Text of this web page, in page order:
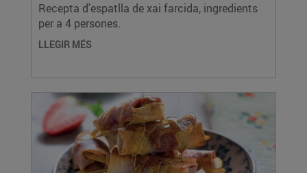
Recepta d'espatlla de xai farcida, ingredients
per a 4 persones.
LLEGIR MÉS